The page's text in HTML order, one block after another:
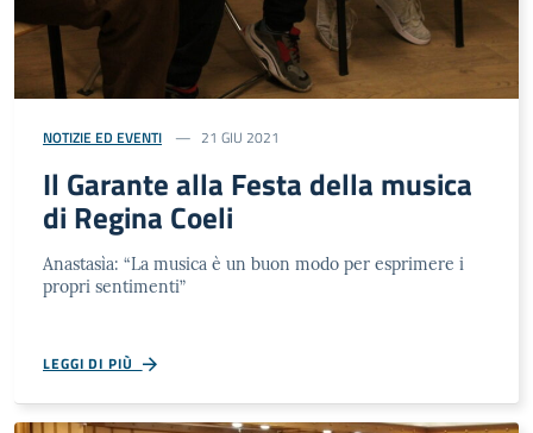
NOTIZIE ED EVENTI 21 GIU 2021
Il Garante alla Festa della musica
di Regina Coeli
Anastasìa: “La musica è un buon modo per esprimere i
propri sentimenti”
LEGGI DI PIÙ